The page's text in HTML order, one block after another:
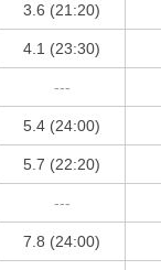
3.6 (21:20)
4.1 (23:30)
---
5.4 (24:00)
5.7 (22:20)
---
7.8 (24:00)